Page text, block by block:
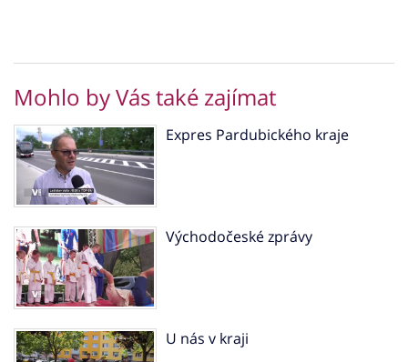
Mohlo by Vás také zajímat
Expres Pardubického kraje
Východočeské zprávy
U nás v kraji